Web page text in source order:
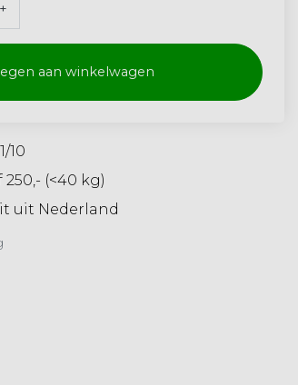
+
aan winkelwagen
10
(<40 kg)
uit Nederland